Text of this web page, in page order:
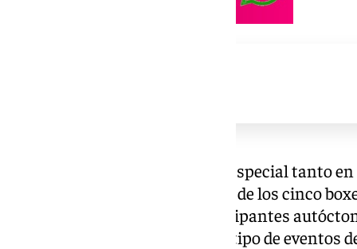
Málaga tuvo un protagonismo especial tanto
participación. De hecho, cuatro de los cinco
inscritos pertenecían a a participantes
de la comunidad local con este tipo de eventos